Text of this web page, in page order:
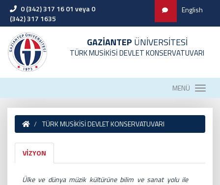
0 (342) 317 16 01 veya 0
(342) 317 1635
English
GAZİANTEP ÜNİVERSİTESİ
TÜRK MUSİKİSİ DEVLET KONSERVATUVARI
MENÜ
TÜRK MUSİKİSİ DEVLET KONSERVATUVARI
VİZYON
Ülke ve dünya müzik kültürüne bilim ve sanat yolu ile